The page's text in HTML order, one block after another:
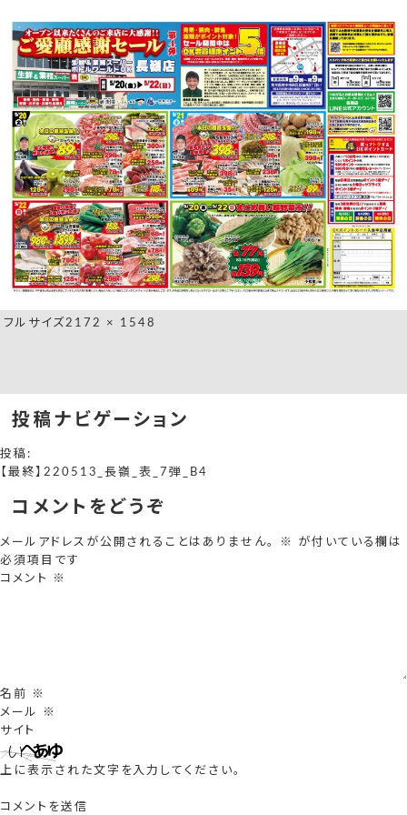
フルサイズ2172 × 1548
投稿ナビゲーション
投稿:
【最終】220513_長嶺_表_7弾_B4
コメントをどうぞ
メールアドレスが公開されることはありません。 ※
が付いている欄は
必須項目です
コメント
※
名前
※
メール
※
サイト
上に表示された文字を入力してください。